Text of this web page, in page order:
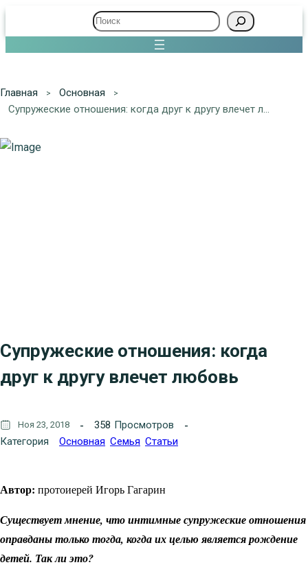
Поиск
Главная
Основная
Супружеские отношения: когда друг к другу влечет любовь
Супружеские отношения: когда
друг к другу влечет любовь
Ноя 23, 2018 358 Просмотров
Категория
Основная Семья Статьи
Автор: протоиерей Игорь Гагарин
Существует мнение, что интимные супружеские отношения
оправданы только тогда, когда их целью является рождение
детей. Так ли это?